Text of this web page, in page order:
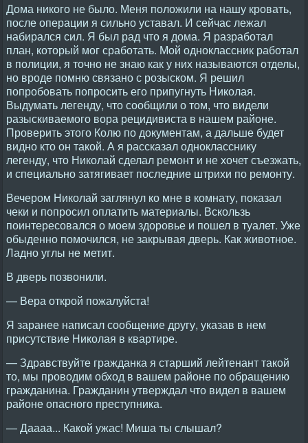
Дома никого не было. Меня положили на нашу кровать,
после операции я сильно уставал. И сейчас лежал
набирался сил. Я был рад что я дома. Я разработал
план, который мог сработать. Мой одноклассник работал
в полиции, я точно не знаю как у них называются отделы,
но вроде помню связано с розыском. Я решил
попробовать попросить его припугнуть Николая.
Выдумать легенду, что сообщили о том, что видели
разыскиваемого вора рецидивиста в нашем районе.
Проверить этого Колю по документам, а дальше будет
видно кто он такой. А я рассказал однокласснику
легенду, что Николай сделал ремонт и не хочет съезжать,
и специально затягивает последние штрихи по ремонту.
Вечером Николай заглянул ко мне в комнату, показал
чеки и попросил оплатить материалы. Вскользь
поинтересовался о моем здоровье и пошел в туалет. Уже
обыденно помочился, не закрывая дверь. Как животное.
Ладно углы не метит.
В дверь позвонили.
— Вера открой пожалуйста!
Я заранее написал сообщение другу, указав в нем
присутствие Николая в квартире.
— Здравствуйте гражданка я старший лейтенант такой
то, мы проводим обход в вашем районе по обращению
гражданина. Гражданин утверждал что видел в вашем
районе опасного преступника.
— Даааа... Какой ужас! Миша ты слышал?